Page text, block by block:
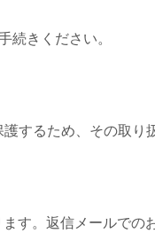
続きください。
するため、その取り
す。返信メールでの